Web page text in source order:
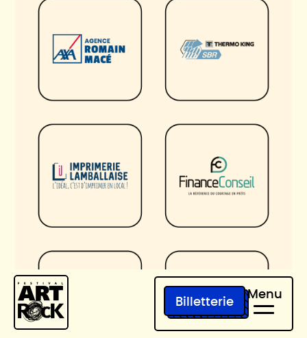
Billetterie